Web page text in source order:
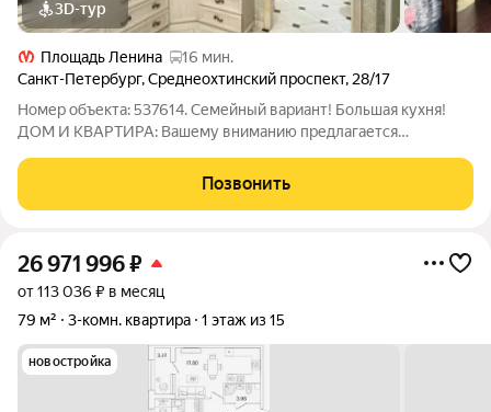
3D-тур
Площадь Ленина
16 мин.
Санкт-Петербург,Среднеохтинский проспект, 28/17
Номер объекта: 537614. Семейный вариант! Большая кухня!
ДОМ И КВАРТИРА: Вашему вниманию предлагается
высокими потолками. Три изолированные комнаты, кухня-
гостиная, продуманная гардеробная,
Позвонить
26 971 996₽
от 113 036 ₽ в месяц
79 м²
3-комн. квартира 1 этаж из 15
новостройка